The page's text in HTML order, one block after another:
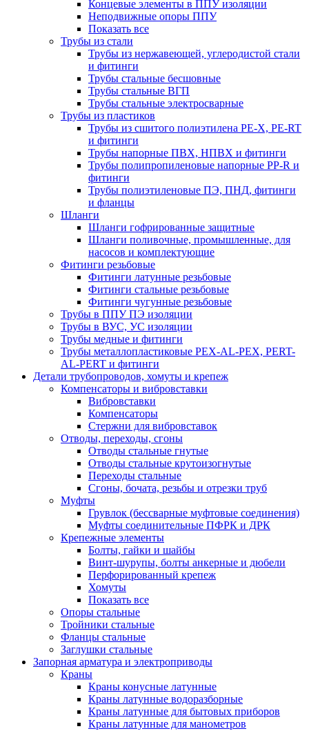
Концевые элементы в ППУ изоляции
Неподвижные опоры ППУ
Показать все
Трубы из стали
Трубы из нержавеющей, углеродистой стали
и фитинги
Трубы стальные бесшовные
Трубы стальные ВГП
Трубы стальные электросварные
Трубы из пластиков
Трубы из сшитого полиэтилена PE-X, PE-RT
и фитинги
Трубы напорные ПВХ, НПВХ и фитинги
Трубы полипропиленовые напорные PP-R и
фитинги
Трубы полиэтиленовые ПЭ, ПНД, фитинги
и фланцы
Шланги
Шланги гофрированные защитные
Шланги поливочные, промышленные, для
насосов и комплектующие
Фитинги резьбовые
Фитинги латунные резьбовые
Фитинги стальные резьбовые
Фитинги чугунные резьбовые
Трубы в ППУ ПЭ изоляции
Трубы в ВУС, УС изоляции
Трубы медные и фитинги
Трубы металлопластиковые PEX-AL-PEX, PERT-
AL-PERT и фитинги
Детали трубопроводов, хомуты и крепеж
Компенсаторы и вибровставки
Вибровставки
Компенсаторы
Стержни для вибровставок
Отводы, переходы, сгоны
Отводы стальные гнутые
Отводы стальные крутоизогнутые
Переходы стальные
Сгоны, бочата, резьбы и отрезки труб
Муфты
Грувлок (бессварные муфтовые соединения)
Муфты соединительные ПФРК и ДРК
Крепежные элементы
Болты, гайки и шайбы
Винт-шурупы, болты анкерные и дюбели
Перфорированный крепеж
Хомуты
Показать все
Опоры стальные
Тройники стальные
Фланцы стальные
Заглушки стальные
Запорная арматура и электроприводы
Краны
Краны конусные латунные
Краны латунные водоразборные
Краны латунные для бытовых приборов
Краны латунные для манометров